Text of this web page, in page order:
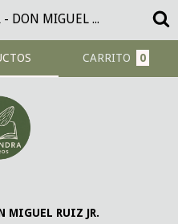
LA MAESTRÍA DE LA VIDA - DON MIGUEL RUIZ JR.
CARRITO 0
MIGUEL RUIZ JR.